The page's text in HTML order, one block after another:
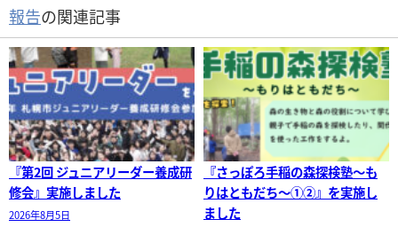
報告の関連記事
『第2回 ジュニアリーダー養成研
修会』実施しました
2026年8月5日
『さっぽろ手稲の森探検塾～も
りはともだち～①②』を実施し
ました